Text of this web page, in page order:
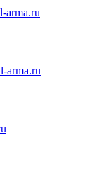
arma.ru
arma.ru